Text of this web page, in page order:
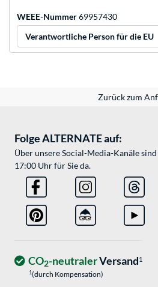
WEEE-Nummer69957430
Verantwortliche Person für die EU
Zurück zum
Folge ALTERNATE auf:
Über unsere Social-Media-Kanäle
17:00 Uhr für Sie da.
CO2-neutralerVersand1
1(durch Kompensation)